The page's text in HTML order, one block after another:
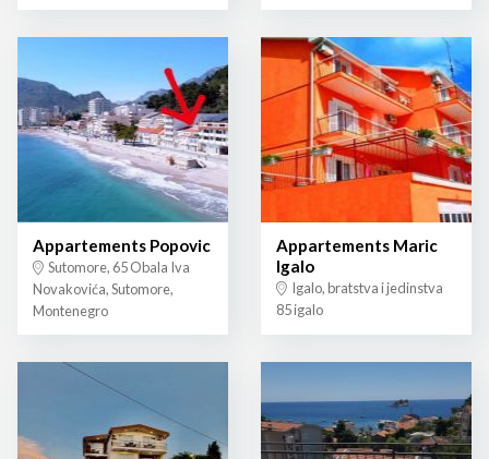
Appartements Popovic
Sutomore, 65 Obala Iva
Novakovića, Sutomore,
Montenegro
Appartements Maric
Igalo
Igalo, bratstva i jedinstva
85 igalo